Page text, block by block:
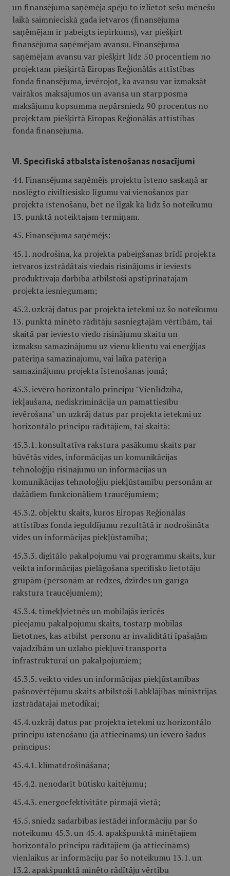
un finansējuma saņēmēja spēju to izlietot sešu mēnešu
laikā saimnieciskā gada ietvaros (finansējuma
saņēmējam ir pabeigts iepirkums), var piešķirt
finansējuma saņēmējam avansu. Finansējuma
saņēmējam avansu var piešķirt līdz 50 procentiem no
projektam piešķirtā Eiropas Reģionālās attīstības
fonda finansējuma, ievērojot, ka avansu var izmaksāt
vairākos maksājumos un avansa un starpposma
maksājumu kopsumma nepārsniedz 90 procentus no
projektam piešķirtā Eiropas Reģionālās attīstības
fonda finansējuma.
VI. Specifiskā atbalsta īstenošanas nosacījumi
44. Finansējuma saņēmējs projektu īsteno saskaņā ar
noslēgto civiltiesisko līgumu vai vienošanos par
projekta īstenošanu, bet ne ilgāk kā līdz šo noteikumu
13. punktā noteiktajam termiņam.
45. Finansējuma saņēmējs:
45.1. nodrošina, ka projekta pabeigšanas brīdī projekta
ietvaros izstrādātais viedais risinājums ir ieviests
produktīvajā darbībā atbilstoši apstiprinātajam
projekta iesniegumam;
45.2. uzkrāj datus par projekta ietekmi uz šo noteikumu
13. punktā minēto rādītāju sasniegtajām vērtībām, tai
skaitā par ieviesto viedo risinājumu skaitu un
izmaksu samazinājumu uz vienu klientu vai enerģijas
patēriņa samazinājumu, vai laika patēriņa
samazinājumu projekta īstenošanas jomā;
45.3. ievēro horizontālo principu "Vienlīdzība,
iekļaušana, nediskriminācija un pamattiesību
ievērošana" un uzkrāj datus par projekta ietekmi uz
horizontālo principu rādītājiem, tai skaitā:
45.3.1. konsultatīva rakstura pasākumu skaits par
būvētās vides, informācijas un komunikācijas
tehnoloģiju risinājumu un informācijas un
komunikācijas tehnoloģiju piekļūstamību personām ar
dažādiem funkcionāliem traucējumiem;
45.3.2. objektu skaits, kuros Eiropas Reģionālās
attīstības fonda ieguldījumu rezultātā ir nodrošināta
vides un informācijas piekļūstamība;
45.3.3. digitālo pakalpojumu vai programmu skaits, kur
veikta informācijas pielāgošana specifisko lietotāju
grupām (personām ar redzes, dzirdes un garīga
rakstura traucējumiem);
45.3.4. tīmekļvietnēs un mobilajās ierīcēs
pieejamu pakalpojumu skaits, tostarp mobilās
lietotnes, kas atbilst personu ar invaliditāti īpašajām
vajadzībām un uzlabo piekļuvi transporta
infrastruktūrai un pakalpojumiem;
45.3.5. veikto vides un informācijas piekļūstamības
pašnovērtējumu skaits atbilstoši Labklājības ministrijas
izstrādātajai metodikai;
45.4. uzkrāj datus par projekta ietekmi uz horizontālo
principu īstenošanu (ja attiecināms) un ievēro šādus
principus:
45.4.1. klimatdrošināšana;
45.4.2. nenodarīt būtisku kaitējumu;
45.4.3. energoefektivitāte pirmajā vietā;
45.5. sniedz sadarbības iestādei informāciju par šo
noteikumu 45.3. un 45.4. apakšpunktā ​minētajiem
horizontālo principu rādītājiem (ja attiecināms)
vienlaikus ar informāciju par šo noteikumu 13.1. un
13.2. apakšpunktā minēto rādītāju vērtību